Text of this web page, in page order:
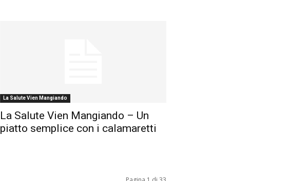
La Salute Vien Mangiando
La Salute Vien Mangiando – Un
piatto semplice con i calamaretti